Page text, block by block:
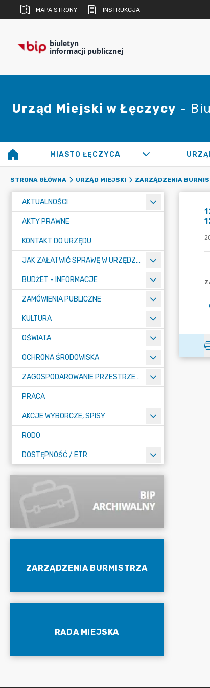
MAPA STRONY INSTRUKCJA
biuletyn
informacji publicznej
Urząd Miejski w Łęczycy -
MIASTO ŁĘCZYCA
STRONA GŁÓWNA URZĄD MIEJSKI ZARZĄDZENIA
AKTUALNOŚCI
AKTY PRAWNE
KONTAKT DO URZĘDU
JAK ZAŁATWIĆ SPRAWĘ W URZĘDZIE
BUDŻET - INFORMACJE
ZAMÓWIENIA PUBLICZNE
KULTURA
OŚWIATA
OCHRONA ŚRODOWISKA
ZAGOSPODAROWANIE PRZESTRZENNE
PRACA
AKCJE WYBORCZE, SPISY
RODO
DOSTĘPNOŚĆ / ETR
ZARZĄDZENIA BURMISTRZA
RADA MIEJSKA